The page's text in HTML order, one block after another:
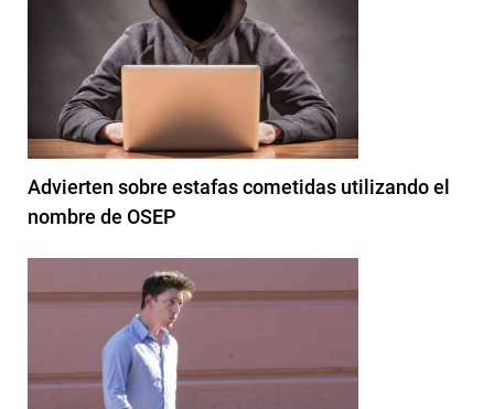
Advierten sobre estafas cometidas utilizando el
nombre de OSEP